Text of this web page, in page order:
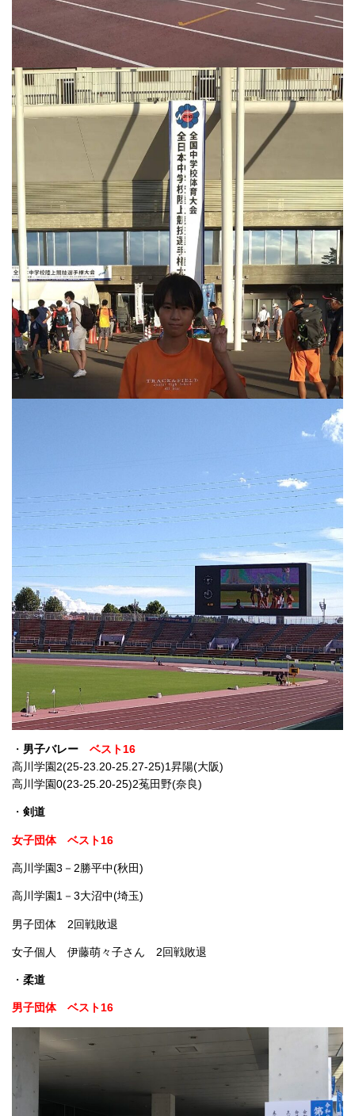
・ 男子バレー ベスト16
高川学園2(25-23.20-25.27-25)1昇陽(大阪)
高川学園0(23-25.20-25)2菟田野(奈良)
・ 剣道
女子団体 ベスト16
高川学園3－2勝平中(秋田)
高川学園1－3大沼中(埼玉)
男子団体 2回戦敗退
女子個人 伊藤萌々子さん 2回戦敗退
・ 柔道
男子団体 ベスト16